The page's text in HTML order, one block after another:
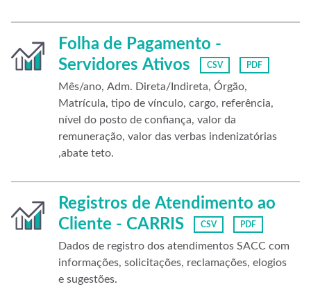
Folha de Pagamento -
Servidores Ativos
CSV PDF
Mês/ano, Adm. Direta/Indireta, Órgão,
Matrícula, tipo de vínculo, cargo, referência,
nível do posto de confiança, valor da
remuneração, valor das verbas indenizatórias
,abate teto.
Registros de Atendimento ao
Cliente - CARRIS
CSV PDF
Dados de registro dos atendimentos SACC com
informações, solicitações, reclamações, elogios
e sugestões.